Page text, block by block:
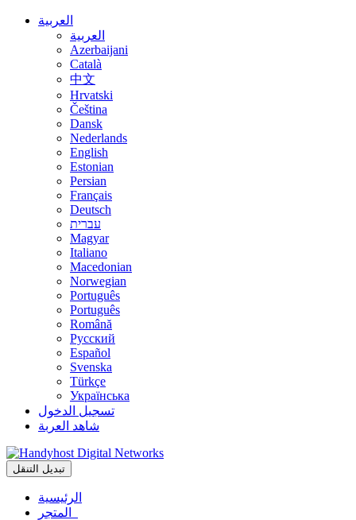
العربية
العربية
Azerbaijani
Català
中文
Hrvatski
Čeština
Dansk
Nederlands
English
Estonian
Persian
Français
Deutsch
עברית
Magyar
Italiano
Macedonian
Norwegian
Português
Português
Română
Русский
Español
Svenska
Türkçe
Українська
تسجيل الدخول
شاهد العربة
تبديل التنقل
الرئيسية